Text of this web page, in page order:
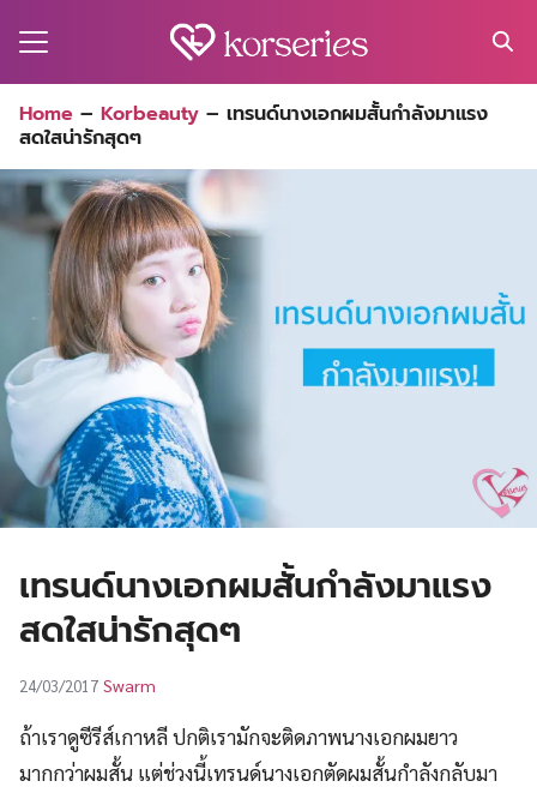
for:
Home – Korbeauty – เทรนด์นางเอกผมสั้นกำลังมาแรง
สดใสน่ารักสุดๆ
เทรนด์นางเอกผมสั้นกำลังมาแรง
สดใสน่ารักสุดๆ
24/03/2017 Swarm
ถ้าเราดูซีรีส์เกาหลี ปกติเรามักจะติดภาพนางเอกผมยาว
มากกว่าผมสั้น แต่ช่วงนี้เทรนด์นางเอกตัดผมสั้นกำลังกลับมา